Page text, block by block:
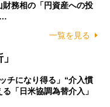
財務相の「円資産への投
…
一覧を見る
チになり得る」“介入慣
「日米協調為替介入」